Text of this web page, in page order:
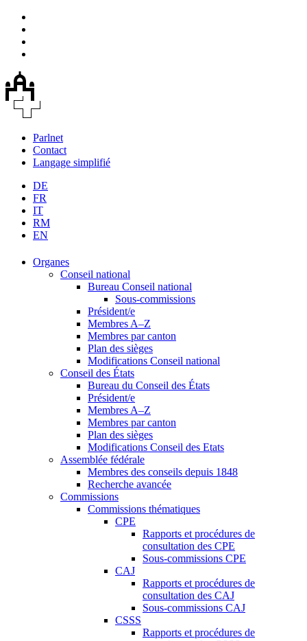
Parlnet
Contact
Langage simplifié
DE
FR
IT
RM
EN
Organes
Conseil national
Bureau Conseil national
Sous-commissions
Président/e
Membres A–Z
Membres par canton
Plan des sièges
Modifications Conseil national
Conseil des États
Bureau du Conseil des États
Président/e
Membres A–Z
Membres par canton
Plan des sièges
Modifications Conseil des Etats
Assemblée fédérale
Membres des conseils depuis 1848
Recherche avancée
Commissions
Commissions thématiques
CPE
Rapports et procédures de
consultation des CPE
Sous-commissions CPE
CAJ
Rapports et procédures de
consultation des CAJ
Sous-commissions CAJ
CSSS
Rapports et procédures de